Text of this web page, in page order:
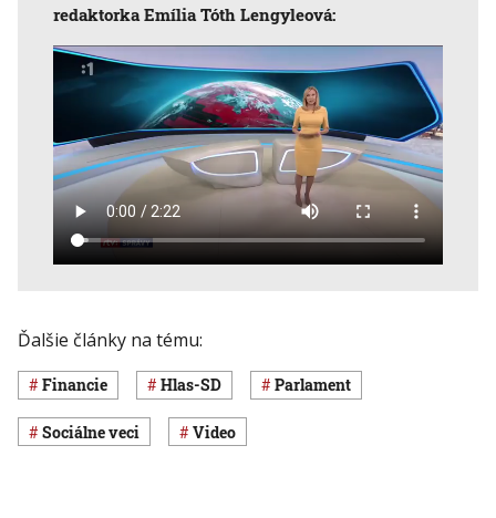
redaktorka Emília Tóth Lengyleová:
Ďalšie články na tému:
Financie Hlas-SD Parlament
Sociálne veci Video